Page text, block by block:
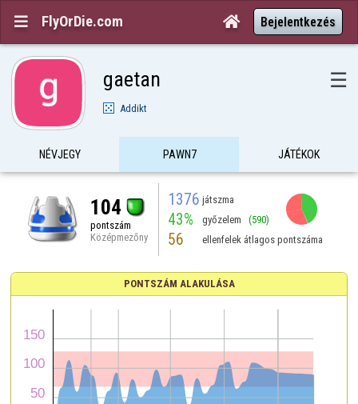
 FlyOrDie.com  Bejelentkezés
gaetan ☰
Addikt
NÉVJEGY PAWN7 JÁTÉKOK
104
pontszám
Középmezőny
1376 játszma
43% győzelem (590)
56 ellenfelek átlagos pontszáma
PONTSZÁM ALAKULÁSA